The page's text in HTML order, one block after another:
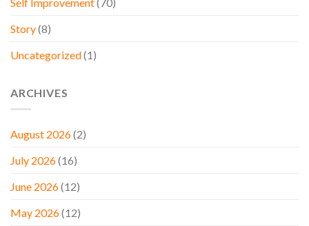
Story(8)
Uncategorized(1)
ARCHIVES
August 2026(2)
July 2026(16)
June 2026(12)
May 2026(12)